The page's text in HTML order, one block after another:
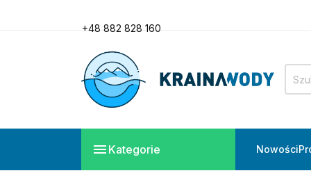
Zadzwoń do nas!
+48 882 828 160
 Kategorie Nowości